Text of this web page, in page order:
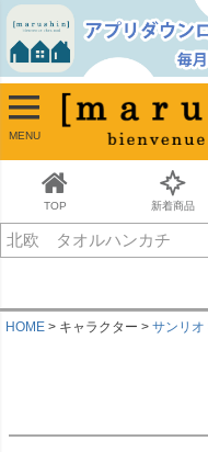
MENU
TOP 新着商品
並び順
新着順
古い順
価格が安い順
価格が高い順
キーワードヒット順
HOME キャラクター サンリオ